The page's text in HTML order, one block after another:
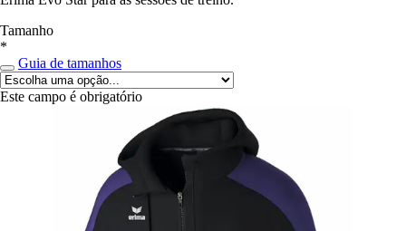
Tamanho
*
Guia de tamanhos
Este campo é obrigatório